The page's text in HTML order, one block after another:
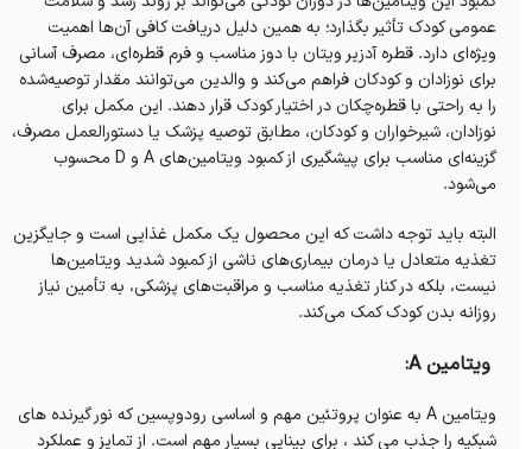
عمومی کودک تأثیر بگذارد؛ به همین دلیل دریافت کافی آن‌ها اهمیت
ویژه‌ای دارد. قطره آدزیر ویتان با دوز مناسب و فرم قطره‌ای، مصرف آسانی
برای نوزادان و کودکان فراهم می‌کند و والدین می‌توانند مقدار توصیه‌شده
را به راحتی با قطره‌چکان در اختیار کودک قرار دهند. این مکمل برای
نوزادان، شیرخواران و کودکان، مطابق توصیه پزشک یا دستورالعمل مصرف،
گزینه‌ای مناسب برای پیشگیری از کمبود ویتامین‌های A و D محسوب
می‌شود.
البته باید توجه داشت که این محصول یک مکمل غذایی است و جایگزین
تغذیه متعادل یا درمان بیماری‌های ناشی از کمبود شدید ویتامین‌ها
نیست، بلکه در کنار تغذیه مناسب و مراقبت‌های پزشکی، به تأمین نیاز
روزانه بدن کودک کمک می‌کند.
ویتامین A:
ویتامین A به عنوان پروتئین مهم و اساسی رودوپسین که نور گیرنده های
شبکیه را جذب می کند ، برای بینایی بسیار مهم است. از تمایز و عملکرد